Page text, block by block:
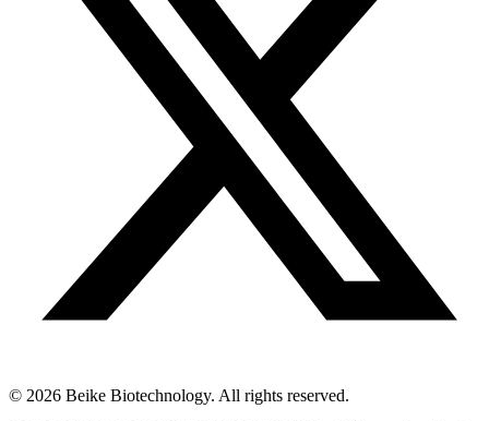
© 2026 Beike Biotechnology. All rights reserved.